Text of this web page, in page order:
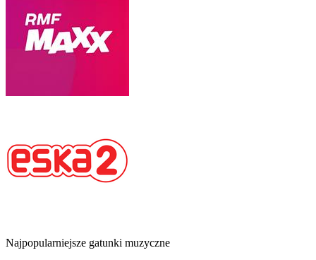
Najpopularniejsze gatunki muzyczne